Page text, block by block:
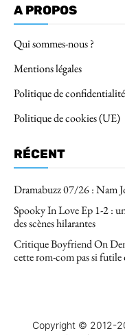
A PROPOS
Qui sommes-nous ?
Mentions légales
Politique de confidentialité
Politique de cookies (UE)
RÉCENT
Dramabuzz 07/26 : Nam
Spooky In Love Ep 1-2 :
des scènes hilarantes
Critique Boyfriend On
cette rom-com pas si futile
Copyright © 2012-